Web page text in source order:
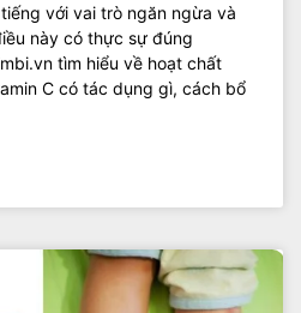
với vai trò ngăn ngừa và
này có thực sự đúng
tìm hiểu về hoạt chất
C có tác dụng gì, cách bổ